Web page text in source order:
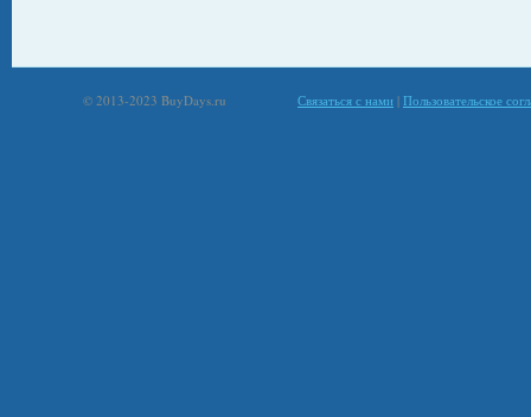
© 2013-2023 BuyDays.ru Связаться с нами | Пользовательское